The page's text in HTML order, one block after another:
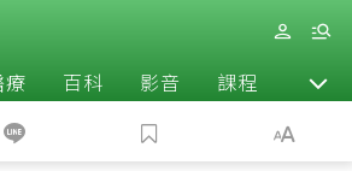
療 百科 影音 課程 退休